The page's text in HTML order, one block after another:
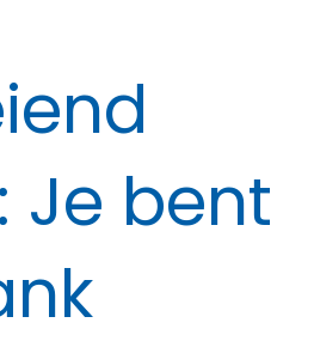
Je bent